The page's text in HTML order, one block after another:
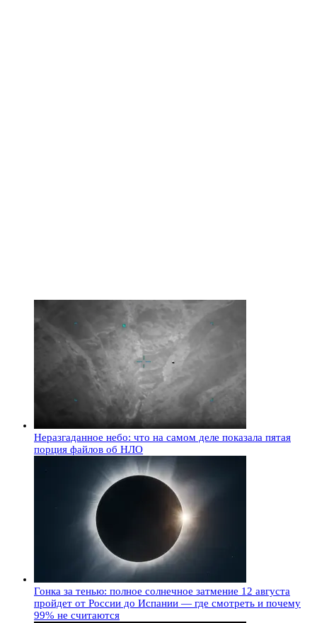
Неразгаданное небо: что на самом деле показала пятая
порция файлов об НЛО
Гонка за тенью: полное солнечное затмение 12 августа
пройдет от России до Испании — где смотреть и почему
99% не считаются